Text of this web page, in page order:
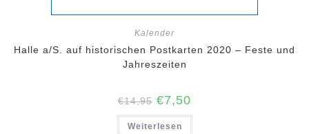
Kalender
Halle a/S. auf historischen Postkarten 2020 – Feste und
Jahreszeiten
€14,95 Ursprünglicher
Preis
war:
€14,95
€7,50
ist:
Weiterlesen